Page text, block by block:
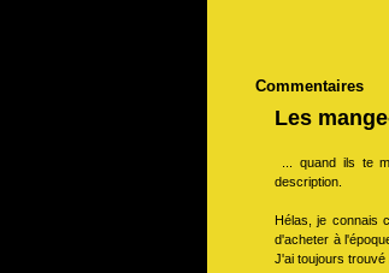
Commentaires
Les
... quand ils te
description.
Hélas, je connais
d'acheter à
J'ai toujours